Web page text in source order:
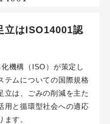
立はISO14001認
機構（ISO）が策定し
テムについての国際規格
立は、ごみの削減を主た
用と循環型社会への適応
す。